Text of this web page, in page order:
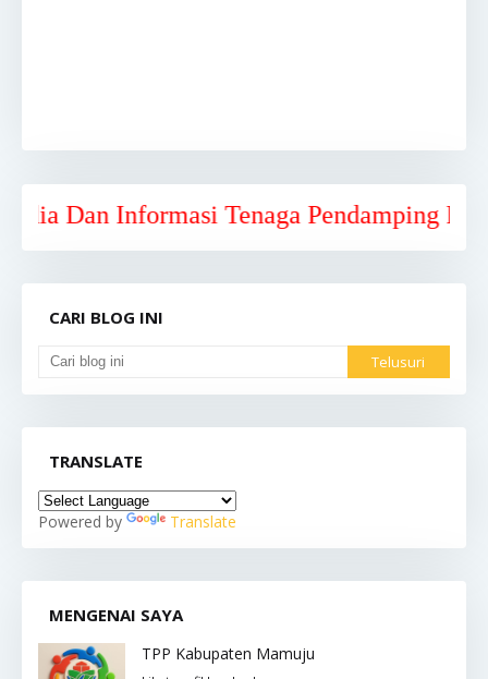
Informasi Tenaga Pendamping
CARI BLOG INI
TRANSLATE
Powered by Translate
MENGENAI SAYA
TPP Kabupaten Mamuju